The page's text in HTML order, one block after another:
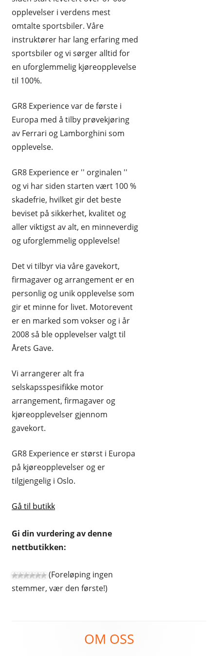
KLÆR OG MOTE
KONTORREKVISITA
MAT OG DRIKKE
MUSIKK
RADIO, TV OG HI-FI
REISE OG REISEEFFEKTER
opplevelser i verdens mest
omtalte sportsbiler. Våre
instruktører har lang erfaring med
sportsbiler og vi sørger alltid for
en uforglemmelig kjøreopplevelse
til 100%.
GR8 Experience var de første i
Europa med å tilby prøvekjøring
av Ferrari og Lamborghini som
opplevelse.
GR8 Experience er '' orginalen ''
og vi har siden starten vært 100 %
skadefrie, hvilket gir det beste
beviset på sikkerhet, kvalitet og
aller viktigst av alt, en minneverdig
og uforglemmelig opplevelse!
Det vi tilbyr via våre gavekort,
firmagaver og arrangement er en
personlig og unik opplevelse som
gir et minne for livet. Motorevent
er en marked som vokser og i år
2008 så ble opplevelser valgt til
Årets Gave.
Vi arrangerer alt fra
selskapsspesifikke motor
arrangement, firmagaver og
kjøreopplevelser gjennom
gavekort.
GR8 Experience er størst i Europa
på kjøreopplevelser og er
tilgjengelig i Oslo.
Gå til butikk
Gi din vurdering av denne
nettbutikken:
(Foreløping ingen
stemmer, vær den første!)
OM OSS